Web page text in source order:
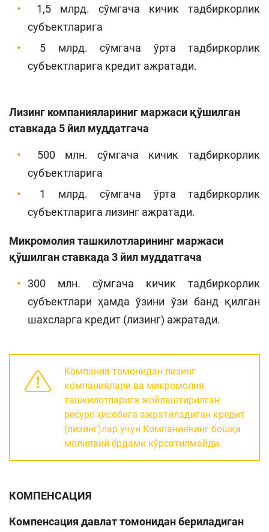
1,5 млрд. сўмгача кичик тадбиркорлик
субъектларига
5 млрд. сўмгача ўрта тадбиркорлик
субъектларига кредит ажратади.
Лизинг компаниялариниг маржаси қўшилган
ставкада 5 йил муддатгача
500 млн. сўмгача кичик тадбиркорлик
субъектларига
1 млрд. сўмгача ўрта тадбиркорлик
субъектларига лизинг ажратади.
Микромолия ташкилотларининг маржаси
қўшилган ставкада 3 йил муддатгача
300 млн. сўмгача кичик тадбиркорлик
субъектлари ҳамда ўзини ўзи банд қилган
шахсларга кредит (лизинг) ажратади.
Компания томонидан лизинг
компаниялари ва микромолия
ташкилотларига жойлаштирилган
ресурс ҳисобига ажратиладиган кредит
(лизинг)лар учун Компаниянинг бошқа
молиявий ёрдами кўрсатилмайди.
КОМПЕНСАЦИЯ
Компенсация давлат томонидан бериладиган